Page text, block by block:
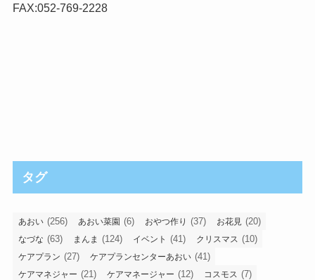
FAX:052-769-2228
タグ
あおい (256) あおい菜園 (6) おやつ作り (37) お花見 (20)
なづな (63) まんま (124) イベント (41) クリスマス (10)
ケアプラン (27) ケアプランセンターあおい (41)
ケアマネジャー (21) ケアマネージャー (12) コスモス (7)